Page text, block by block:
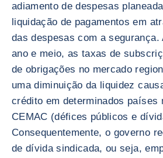
adiamento de despesas
liquidação de pagamentos em
das despesas com a segurança.
ano e meio, as taxas de
de obrigações no mercado
uma diminuição da liquidez
crédito em determinados países
CEMAC (défices públicos e
Consequentemente, o governo
de dívida sindicada, ou seja,